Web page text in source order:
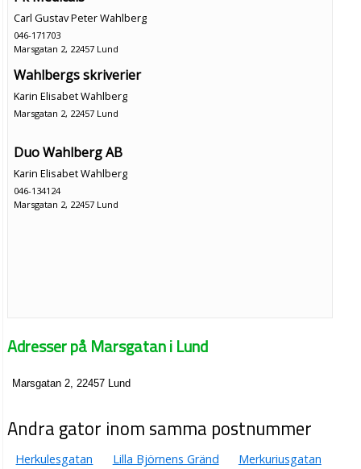
Carl Gustav Peter Wahlberg
046-171703
Marsgatan 2, 22457 Lund
Wahlbergs skriverier
Karin Elisabet Wahlberg
Marsgatan 2, 22457 Lund
Duo Wahlberg AB
Karin Elisabet Wahlberg
046-134124
Marsgatan 2, 22457 Lund
Adresser på Marsgatan i Lund
Marsgatan 2, 22457 Lund
Andra gator inom samma postnummer
Herkulesgatan Lilla Björnens Gränd
Merkuriusgatan